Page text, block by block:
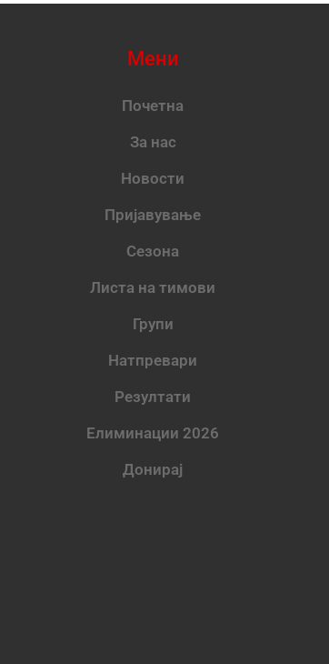
Мени
Почетна
За нас
Новости
Пријавување
Сезона
Листа на тимови
Групи
Натпревари
Резултати
Елиминации 2026
Донирај